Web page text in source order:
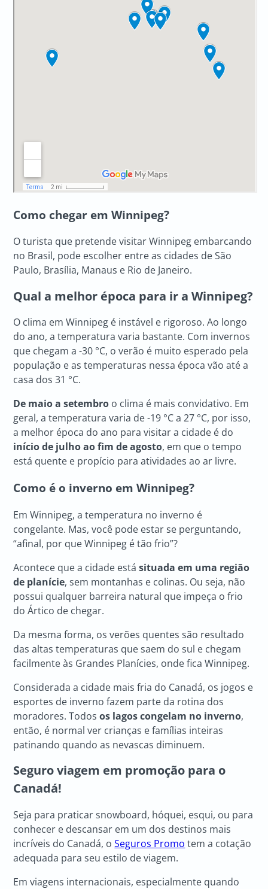
Como chegar em Winnipeg?
O turista que pretende visitar Winnipeg embarcando
no Brasil, pode escolher entre as cidades de São
Paulo, Brasília, Manaus e Rio de Janeiro.
Qual a melhor época para ir a Winnipeg?
O clima em Winnipeg é instável e rigoroso. Ao longo
do ano, a temperatura varia bastante. Com invernos
que chegam a -30 °C, o verão é muito esperado pela
população e as temperaturas nessa época vão até a
casa dos 31 °C.
De maio a setembro o clima é mais convidativo. Em
geral, a temperatura varia de -19 °C a 27 °C, por isso,
a melhor época do ano para visitar a cidade é do
início de julho ao fim de agosto, em que o tempo
está quente e propício para atividades ao ar livre.
Como é o inverno em Winnipeg?
Em Winnipeg, a temperatura no inverno é
congelante. Mas, você pode estar se perguntando,
“afinal, por que Winnipeg é tão frio”?
Acontece que a cidade estásituada em uma região
de planície, sem montanhas e colinas. Ou seja, não
possui qualquer barreira natural que impeça o frio
do Ártico de chegar.
Da mesma forma, os verões quentes são resultado
das altas temperaturas que saem do sul e chegam
facilmente às Grandes Planícies, onde fica Winnipeg.
Considerada a cidade mais fria do Canadá, os jogos e
esportes de inverno fazem parte da rotina dos
moradores. Todosos lagos congelam no inverno,
então, é normal ver crianças e famílias inteiras
patinando quando as nevascas diminuem.
Seguro viagem em promoção para o
Canadá!
Seja para praticar snowboard, hóquei, esqui, ou para
conhecer e descansar em um dos destinos mais
incríveis do Canadá, oSeguros Promo tem a cotação
adequada para seu estilo de viagem.
Em viagens internacionais, especialmente quando